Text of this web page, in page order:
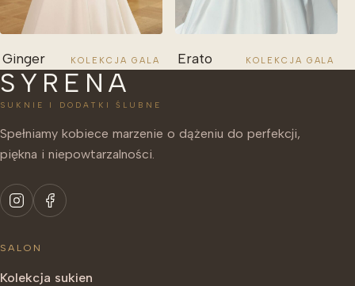
Ginger KOLEKCJA GALA Erato KOLEKCJA GALA
SYRENA
SUKNIE I DODATKI ŚLUBNE
Spełniamy kobiece marzenie o dążeniu do perfekcji,
piękna i niepowtarzalności.
SALON
Kolekcja sukien